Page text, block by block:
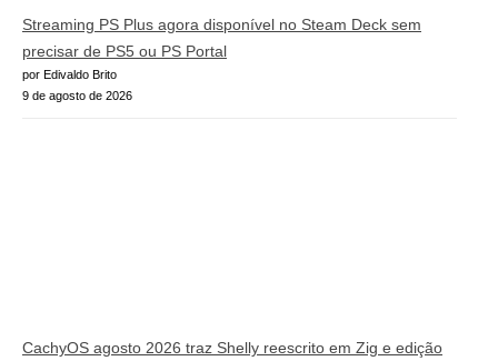
Streaming PS Plus agora disponível no Steam Deck sem
precisar de PS5 ou PS Portal
por Edivaldo Brito
9 de agosto de 2026
CachyOS agosto 2026 traz Shelly reescrito em Zig e edição